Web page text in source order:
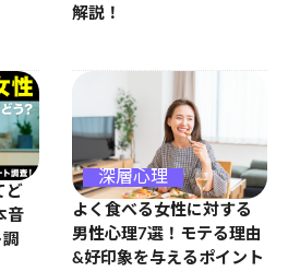
解説！
ど
音
深層心理
よく食べる女性に対する
男性心理7選！モテる理由
&好印象を与えるポイント